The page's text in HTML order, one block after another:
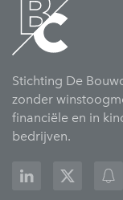
Stichting De
zonder
financiële en in
bedrijven.